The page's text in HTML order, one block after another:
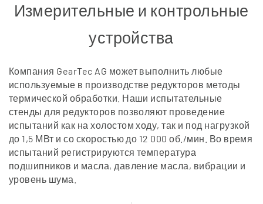
Измерительные и контрольные
устройства
Компания GearTec AG может выполнить любые
используемые в производстве редукторов методы
термической обработки. Наши испытательные
стенды для редукторов позволяют проведение
испытаний как на холостом ходу, так и под нагрузкой
до 1,5 МВт и со скоростью до 12 000 об./мин. Во время
испытаний регистрируются температура
подшипников и масла, давление масла, вибрации и
уровень шума.